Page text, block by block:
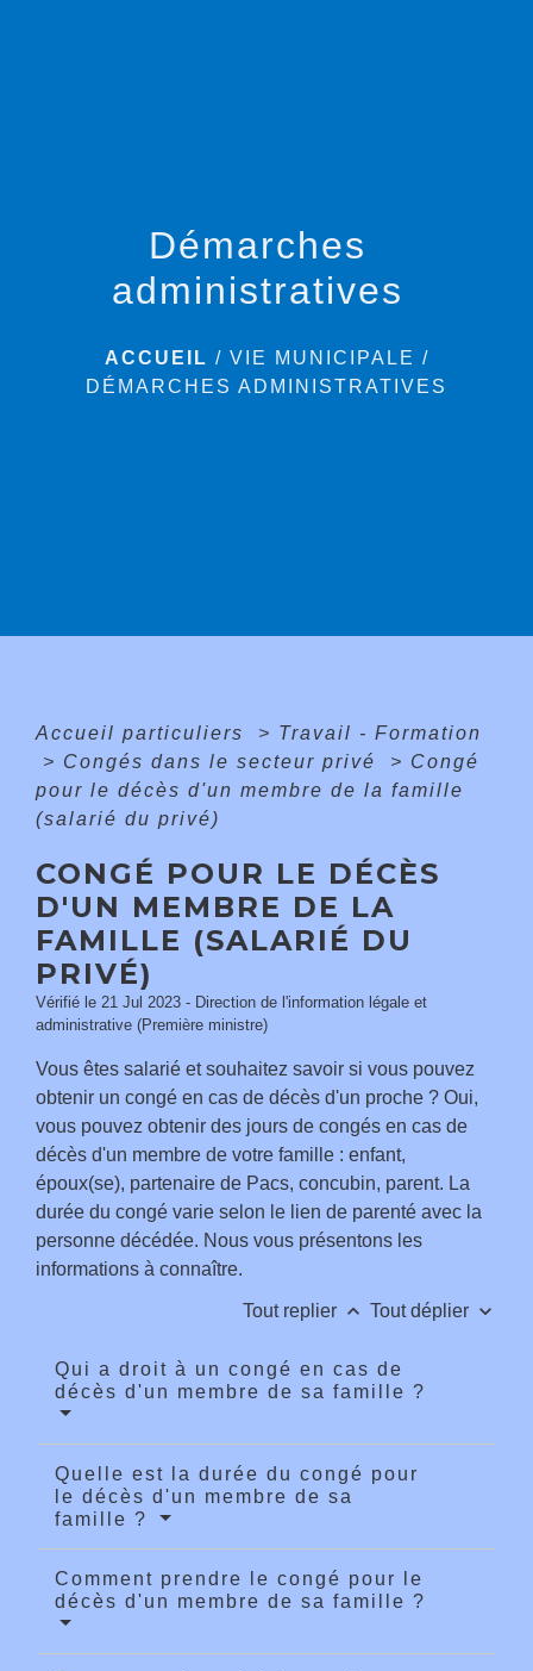
Démarches
administratives
ACCUEIL / VIE MUNICIPALE /
DÉMARCHES ADMINISTRATIVES
Accueil particuliers > Travail - Formation
> Congés dans le secteur privé > Congé
pour le décès d'un membre de la famille
(salarié du privé)
CONGÉ POUR LE DÉCÈS
D'UN MEMBRE DE LA
FAMILLE (SALARIÉ DU
PRIVÉ)
Vérifié le 21 Jul 2023 - Direction de l'information légale et
administrative (Première ministre)
Vous êtes salarié et souhaitez savoir si vous pouvez
obtenir un congé en cas de décès d'un proche ? Oui,
vous pouvez obtenir des jours de congés en cas de
décès d'un membre de votre famille : enfant,
époux(se), partenaire de Pacs, concubin, parent. La
durée du congé varie selon le lien de parenté avec la
personne décédée. Nous vous présentons les
informations à connaître.
Tout replier keyboard_arrow_up Tout déplier keyboard_arrow_down
Qui a droit à un congé en cas de
décès d'un membre de sa famille ?
Quelle est la durée du congé pour
le décès d'un membre de sa
famille ?
Comment prendre le congé pour le
décès d'un membre de sa famille ?